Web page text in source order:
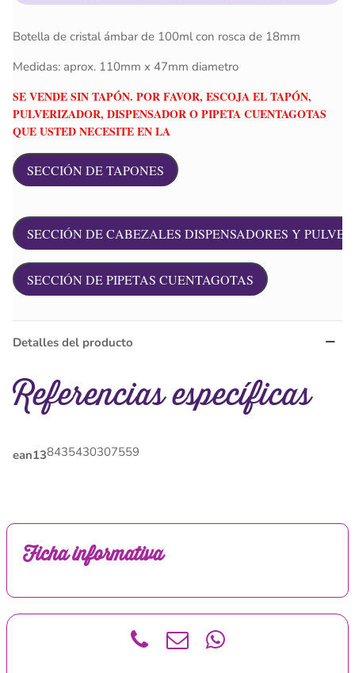
Botella de cristal ámbar de 100ml con rosca de 18mm
Medidas: aprox. 110mm x 47mm diametro
SE VENDE SIN TAPÓN. POR FAVOR, ESCOJA EL TAPÓN,
PULVERIZADOR, DISPENSADOR O PIPETA CUENTAGOTAS
QUE USTED NECESITE EN LA
SECCIÓN DE TAPONES
SECCIÓN DE CABEZALES DISPENSADORES Y
SECCIÓN DE PIPETAS CUENTAGOTAS
Detalles del producto
Referencias específicas
ean138435430307559
Ficha informativa